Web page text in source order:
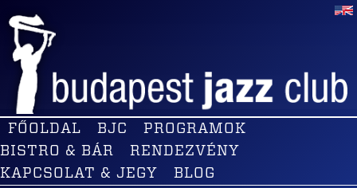
FŐOLDAL BJC
PROGRAMOK
BISTRO & BÁR
RENDEZVÉNY
KAPCSOLAT & JEGY
BLOG